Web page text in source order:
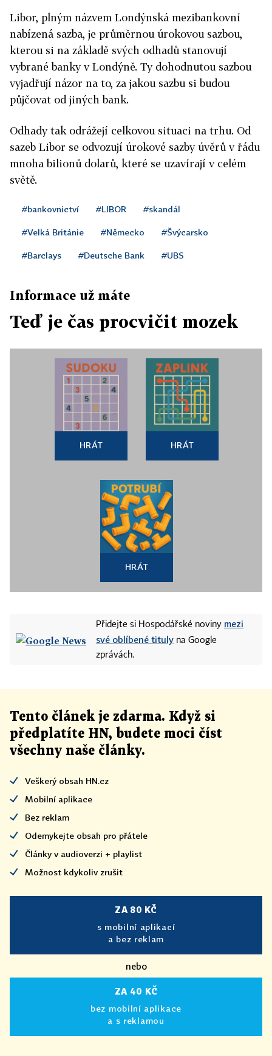
Libor, plným názvem Londýnská mezibankovní
nabízená sazba, je průměrnou úrokovou sazbou,
kterou si na základě svých odhadů stanovují
vybrané banky v Londýně. Ty dohodnutou sazbou
vyjadřují názor na to, za jakou sazbu si budou
půjčovat od jiných bank.
Odhady tak odrážejí celkovou situaci na trhu. Od
sazeb Libor se odvozují úrokové sazby úvěrů v řádu
mnoha bilionů dolarů, které se uzavírají v celém
světě.
#bankovnictví #LIBOR #skandál
#Velká Británie #Německo #Švýcarsko
#Barclays #Deutsche Bank #UBS
Informace už máte
Teď je čas procvičit mozek
HRÁT HRÁT
HRÁT
Přidejte si Hospodářské noviny mezi
své oblíbené tituly na Google
zprávách.
Tento článek je zdarma. Když si
předplatíte HN, budete moci číst
všechny naše články.
Veškerý obsah HN.cz
Mobilní aplikace
Bez reklam
Odemykejte obsah pro přátele
Články v audioverzi + playlist
Možnost kdykoliv zrušit
ZA 80 KČ
s mobilní aplikací
a bez reklam
nebo
ZA 40 KČ
bez mobilní aplikace
a s reklamou